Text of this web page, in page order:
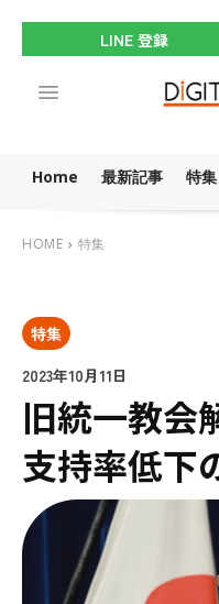
LINE 登録
Home 最新記事 特集
HOME 特集
特集
2023年10月11日
旧統一教会
支持率低下